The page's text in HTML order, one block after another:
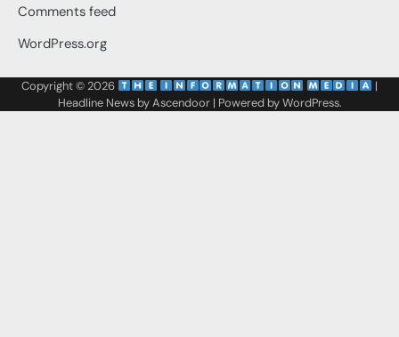
Comments feed
WordPress.org
Copyright © 2026
|
Headline News byAscendoor| Powered byWordPress.